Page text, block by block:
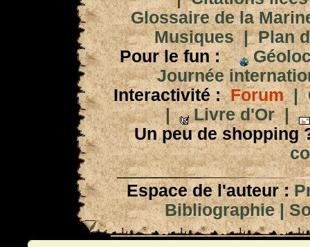
Glossaire de la
Musiques|Plan
Pour le fun :
Journée
Interactivité : Forum|
|
Livre d'Or|
Un peu de shopping
Espace de l'auteur :
Bibliographie|